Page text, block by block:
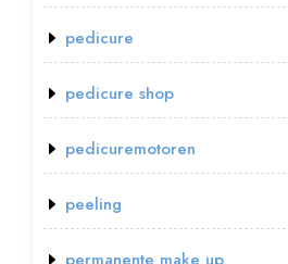
pedicure
pedicure shop
pedicuremotoren
peeling
permanente make up